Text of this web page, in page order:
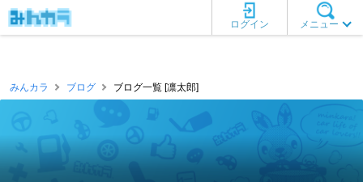
メニュー
ログイン
みんカラ ブログ ブログ一覧 [凛太郎]